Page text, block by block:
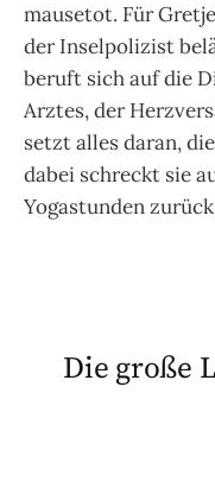
mausetot. Für
der Inselpolizist
beruft sich auf die
Arztes, der
setzt alles daran,
dabei schreckt sie
Yogastunden
Die große